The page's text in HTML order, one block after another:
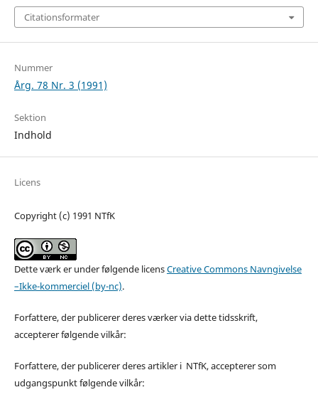
Citationsformater
Nummer
Årg. 78 Nr. 3 (1991)
Sektion
Indhold
Licens
Copyright (c) 1991 NTfK
Dette værk er under følgende licensCreative Commons Navngivelse
–Ikke-kommerciel (by-nc).
Forfattere, der publicerer deres værker via dette tidsskrift,
accepterer følgende vilkår:
Forfattere, der publicerer deres artikler i NTfK, accepterer som
udgangspunkt følgende vilkår: